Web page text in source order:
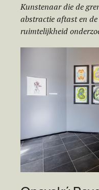
Kunstenaar die de
abstractie aftast en
ruimtelijkheid